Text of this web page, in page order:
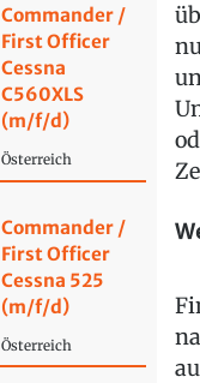
Commander /
First Officer
Cessna
C560XLS
(m/f/d)
Österreich
Commander /
First Officer
Cessna 525
(m/f/d)
Österreich